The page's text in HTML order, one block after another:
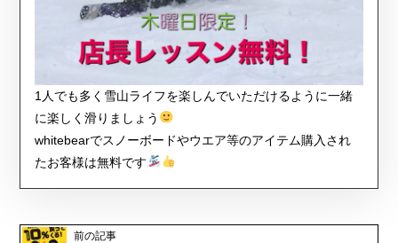
1人でも多く雪山ライフを楽しんでいただけるように一緒
に楽しく滑りましょう
whitebearでスノーボードやウエア等のアイテム購入され
たお客様は無料です
前の記事